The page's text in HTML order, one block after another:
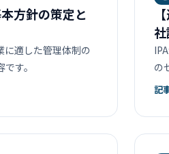
方針の策定と
適した管理体制の
す。
の
記